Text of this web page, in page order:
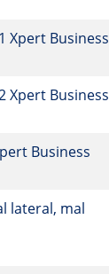
Xpert Business
Xpert Business
Business
lateral, mal